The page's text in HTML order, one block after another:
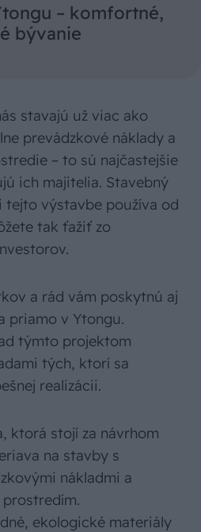
– komfortné,
bývanie
stavajú už viac ako
prevádzkové náklady a
– to sú najčastejšie
ich majitelia. Stavebný
výstavbe používa od
tak ťažiť zo
a rád vám poskytnú aj
priamo v Ytongu.
týmto projektom
tých, ktorí sa
realizácii.
ktorá stojí za návrhom
na stavby s
nákladmi a
ekologické materiály